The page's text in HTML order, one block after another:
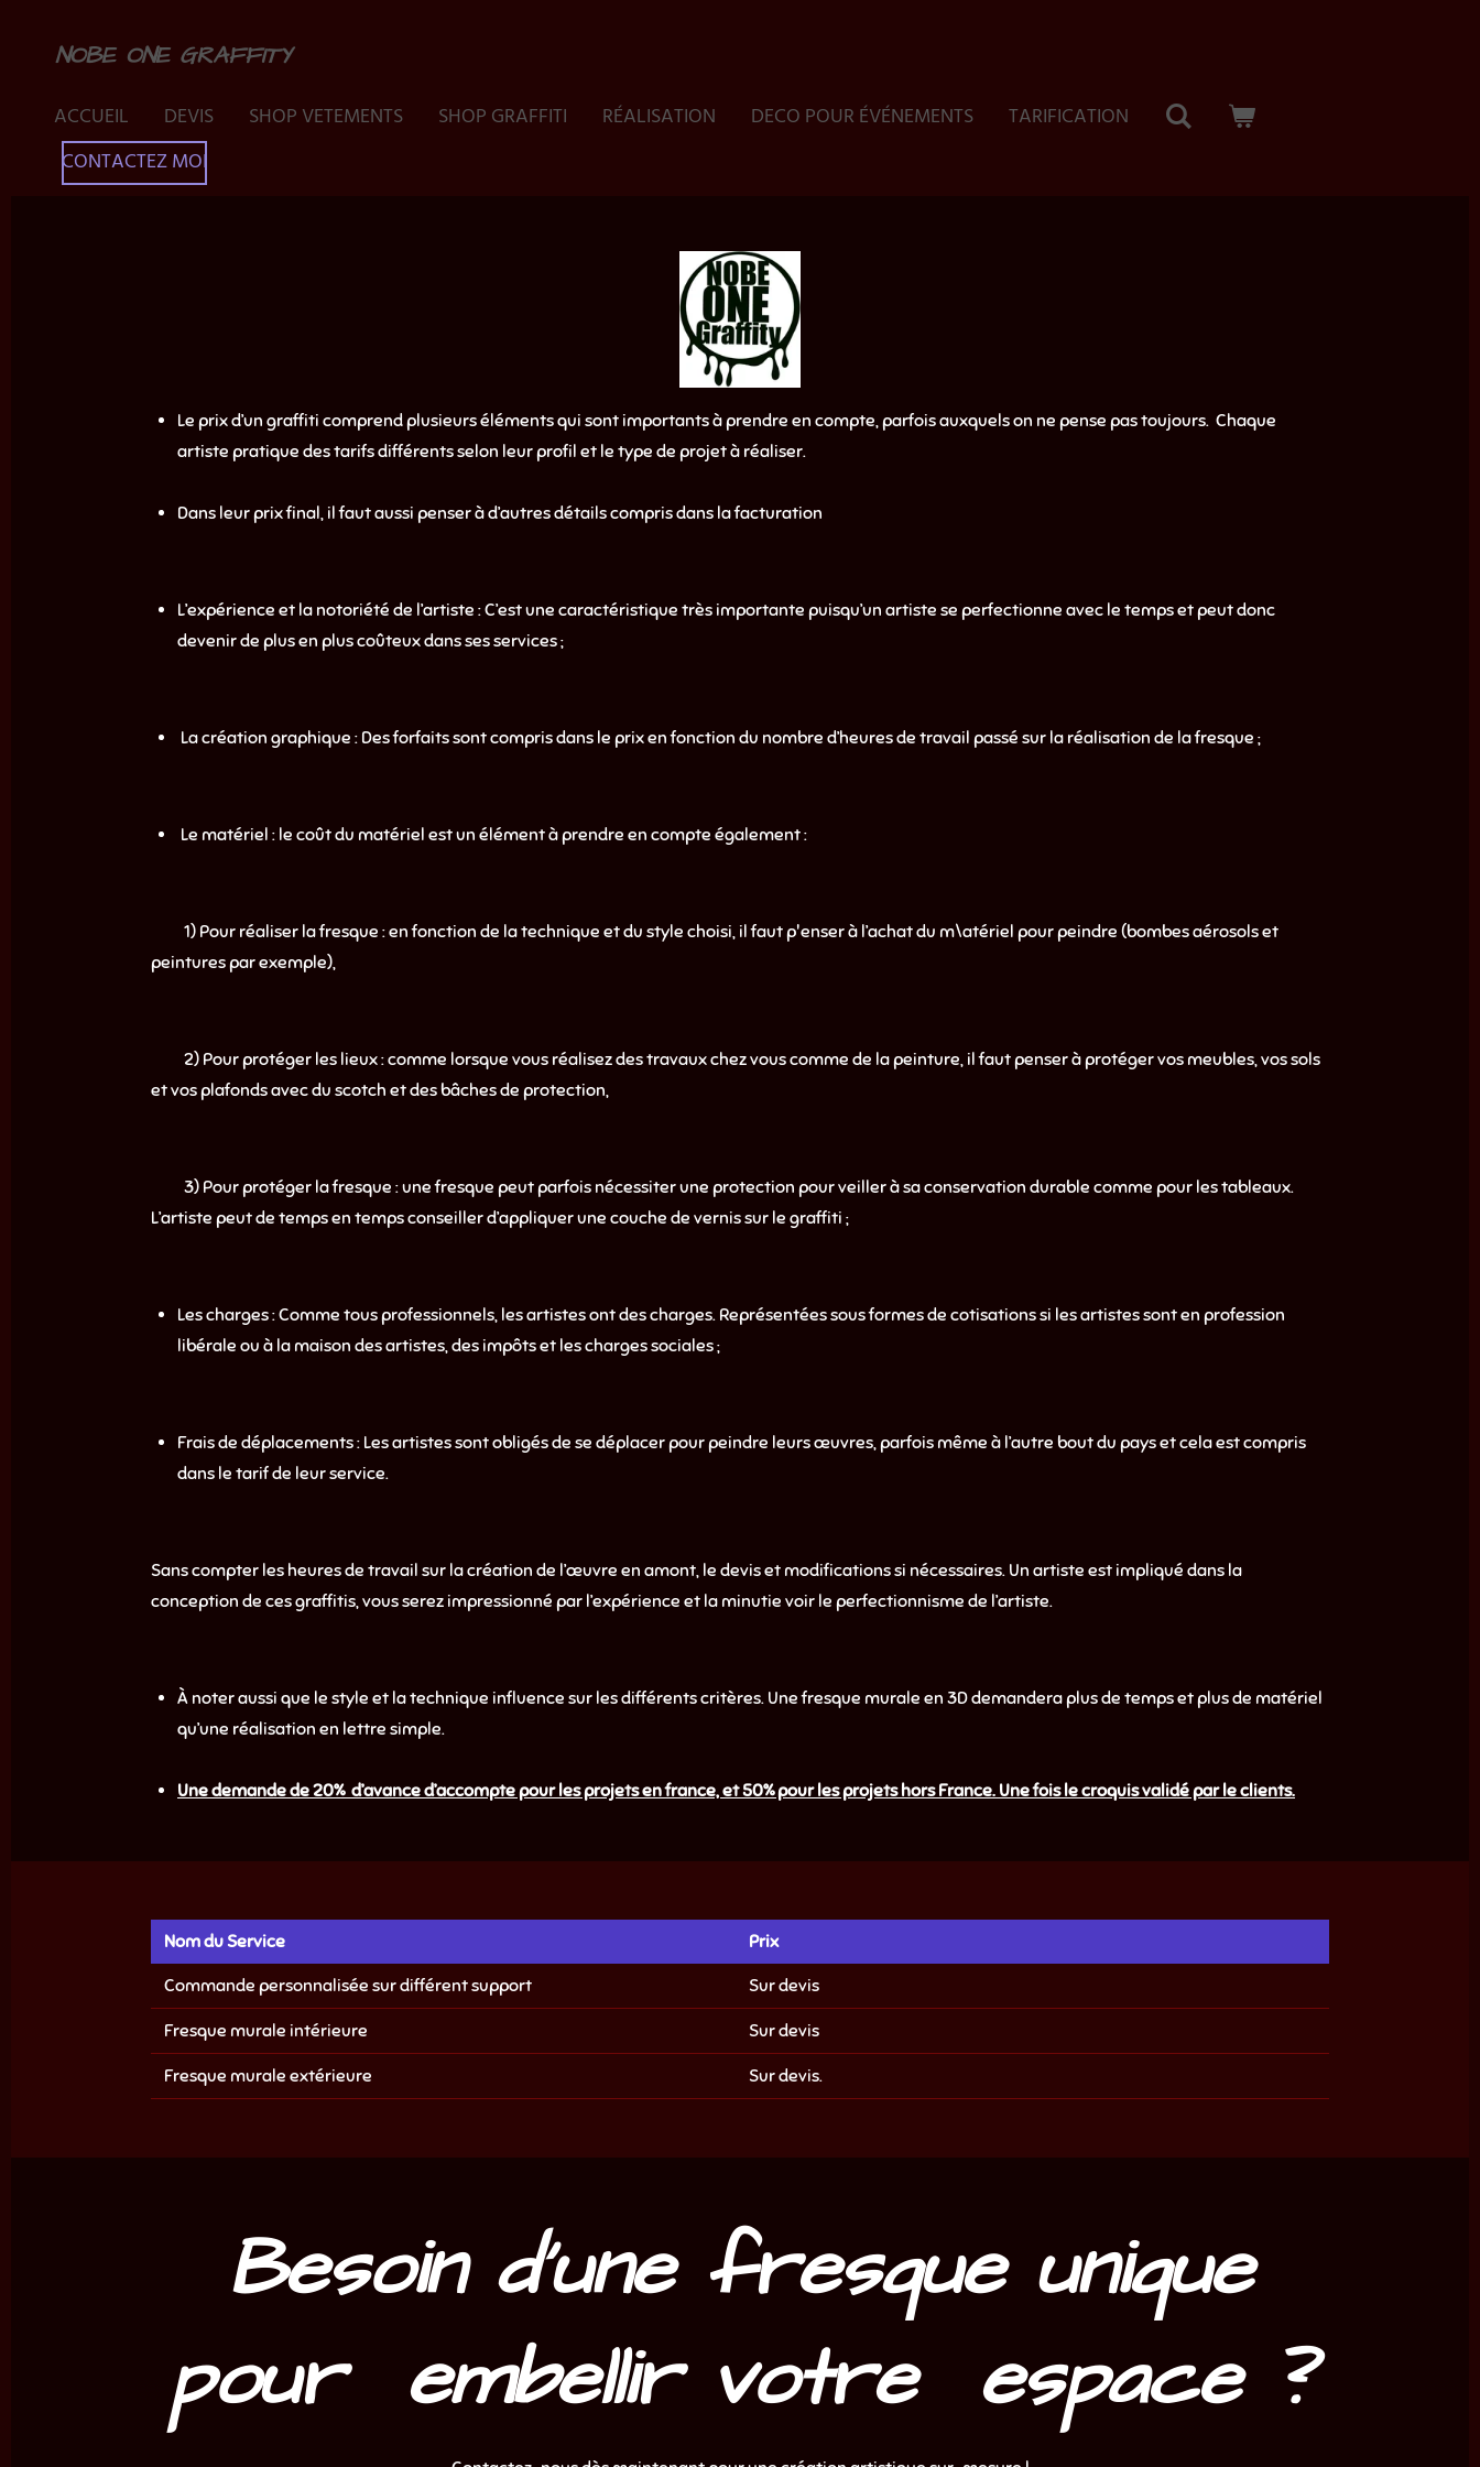
principal
NOBE ONE GRAFFITY
ACCUEIL DEVIS SHOP VETEMENTS SHOP GRAFFITI RÉALISATION DECO POUR ÉVÉNEMENTS
TARIFICATION
CONTACTEZ MOI
Le prix d’un graffiti comprend plusieurs éléments qui sont importants à prendre en compte, parfois auxquels on ne pense pas toujours. Chaque
artiste pratique des tarifs différents selon leur profil et le type de projet à réaliser.
Dans leur prix final, il faut aussi penser à d’autres détails compris dans la facturation
L’expérience et la notoriété de l’artiste : C’est une caractéristique très importante puisqu’un artiste se perfectionne avec le temps et peut donc
devenir de plus en plus coûteux dans ses services ;
La création graphique : Des forfaits sont compris dans le prix en fonction du nombre d’heures de travail passé sur la réalisation de la fresque ;
Le matériel : le coût du matériel est un élément à prendre en compte également :
1) Pour réaliser la fresque : en fonction de la technique et du style choisi, il faut p'enser à l’achat du m\atériel pour peindre (bombes aérosols et
peintures par exemple),
2) Pour protéger les lieux : comme lorsque vous réalisez des travaux chez vous comme de la peinture, il faut penser à protéger vos meubles, vos sols
et vos plafonds avec du scotch et des bâches de protection,
3) Pour protéger la fresque : une fresque peut parfois nécessiter une protection pour veiller à sa conservation durable comme pour les tableaux.
L’artiste peut de temps en temps conseiller d’appliquer une couche de vernis sur le graffiti ;
Les charges : Comme tous professionnels, les artistes ont des charges. Représentées sous formes de cotisations si les artistes sont en profession
libérale ou à la maison des artistes, des impôts et les charges sociales ;
Frais de déplacements : Les artistes sont obligés de se déplacer pour peindre leurs œuvres, parfois même à l’autre bout du pays et cela est compris
dans le tarif de leur service.
Sans compter les heures de travail sur la création de l’œuvre en amont, le devis et modifications si nécessaires. Un artiste est impliqué dans la
conception de ces graffitis, vous serez impressionné par l’expérience et la minutie voir le perfectionnisme de l’artiste.
À noter aussi que le style et la technique influence sur les différents critères. Une fresque murale en 3D demandera plus de temps et plus de matériel
qu’une réalisation en lettre simple.
Une demande de 20% d’avance d’accompte pour les projets en france, et 50% pour les projets hors France. Une fois le croquis validé par le clients.
Nom du Service
Prix
Commande personnalisée sur différent support
Sur devis
Fresque murale intérieure Sur devis
Fresque murale extérieure Sur devis.
Besoin d'une fresque unique
pour embellir votre espace ?